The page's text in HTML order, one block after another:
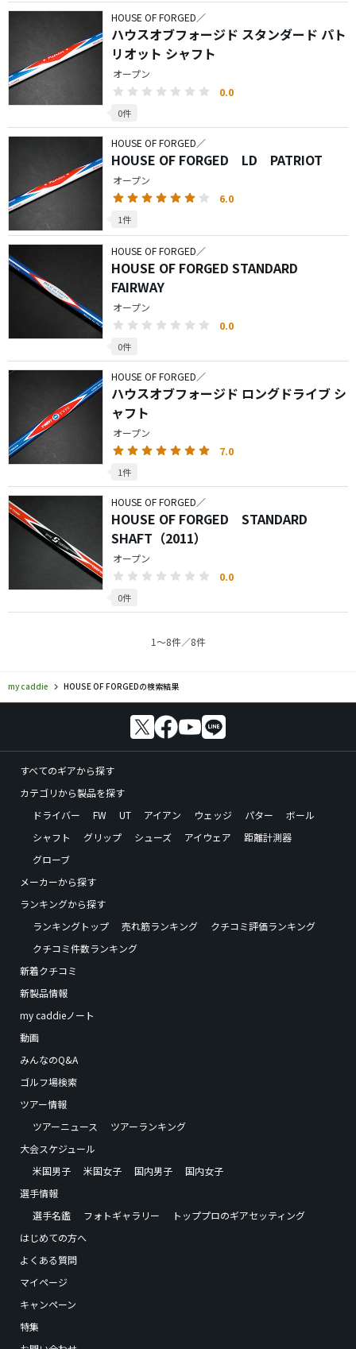
HOUSE OF FORGED／
ハウスオブフォージド スタンダード パト
リオット シャフト
オープン
0.0
0件
HOUSE OF FORGED／
HOUSE OF FORGED LD PATRIOT
オープン
6.0
1件
HOUSE OF FORGED／
HOUSE OF FORGED STANDARD
FAIRWAY
オープン
0.0
0件
HOUSE OF FORGED／
ハウスオブフォージド ロングドライブ シ
ャフト
オープン
7.0
1件
HOUSE OF FORGED／
HOUSE OF FORGED STANDARD
SHAFT（2011）
オープン
0.0
0件
1〜8件／8件
my caddie HOUSE OF FORGEDの検索結果
すべてのギアから探す
カテゴリから製品を探す
ドライバー
FW UT アイアン ウェッジ パター
ボール
シャフト
グリップ シューズ アイウェア
距離計測器
グローブ
メーカーから探す
ランキングから探す
ランキングトップ
売れ筋ランキング
クチコミ評価ランキング
クチコミ件数ランキング
新着クチコミ
新製品情報
my caddieノート
動画
みんなのQ&A
ゴルフ場検索
ツアー情報
ツアーニュース
ツアーランキング
大会スケジュール
米国男子
米国女子 国内男子
国内女子
選手情報
選手名鑑
フォトギャラリー
トッププロのギアセッティング
はじめての方へ
よくある質問
マイページ
キャンペーン
特集